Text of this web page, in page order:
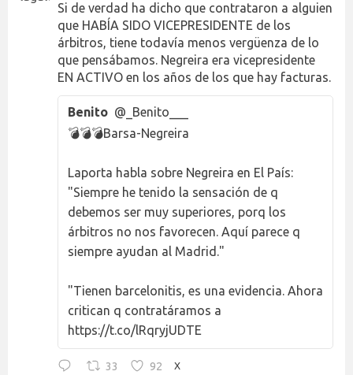
Si de verdad ha dicho que contrataron a alguien
que HABÍA SIDO VICEPRESIDENTE de los
árbitros, tiene todavía menos vergüenza de lo
que pensábamos. Negreira era vicepresidente
EN ACTIVO en los años de los que hay facturas.
Benito @_Benito___
💣💣💣Barsa-Negreira
Laporta habla sobre Negreira en El País:
"Siempre he tenido la sensación de q
debemos ser muy superiores, porq los
árbitros no nos favorecen. Aquí parece q
siempre ayudan al Madrid."
"Tienen barcelonitis, es una evidencia. Ahora
critican q contratáramos a
https://t.co/lRqryjUDTE
33 92 X